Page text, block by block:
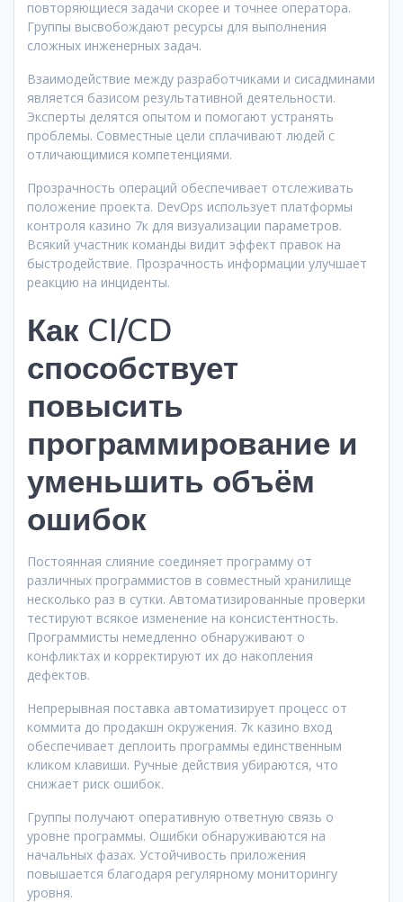
повторяющиеся задачи скорее и точнее оператора.
Группы высвобождают ресурсы для выполнения
сложных инженерных задач.
Взаимодействие между разработчиками и сисадминами
является базисом результативной деятельности.
Эксперты делятся опытом и помогают устранять
проблемы. Совместные цели сплачивают людей с
отличающимися компетенциями.
Прозрачность операций обеспечивает отслеживать
положение проекта. DevOps использует платформы
контроля казино 7к для визуализации параметров.
Всякий участник команды видит эффект правок на
быстродействие. Прозрачность информации улучшает
реакцию на инциденты.
Как CI/CD
способствует
повысить
программирование и
уменьшить объём
ошибок
Постоянная слияние соединяет программу от
различных программистов в совместный хранилище
несколько раз в сутки. Автоматизированные проверки
тестируют всякое изменение на консистентность.
Программисты немедленно обнаруживают о
конфликтах и корректируют их до накопления
дефектов.
Непрерывная поставка автоматизирует процесс от
коммита до продакшн окружения. 7к казино вход
обеспечивает деплоить программы единственным
кликом клавиши. Ручные действия убираются, что
снижает риск ошибок.
Группы получают оперативную ответную связь о
уровне программы. Ошибки обнаруживаются на
начальных фазах. Устойчивость приложения
повышается благодаря регулярному мониторингу
уровня.